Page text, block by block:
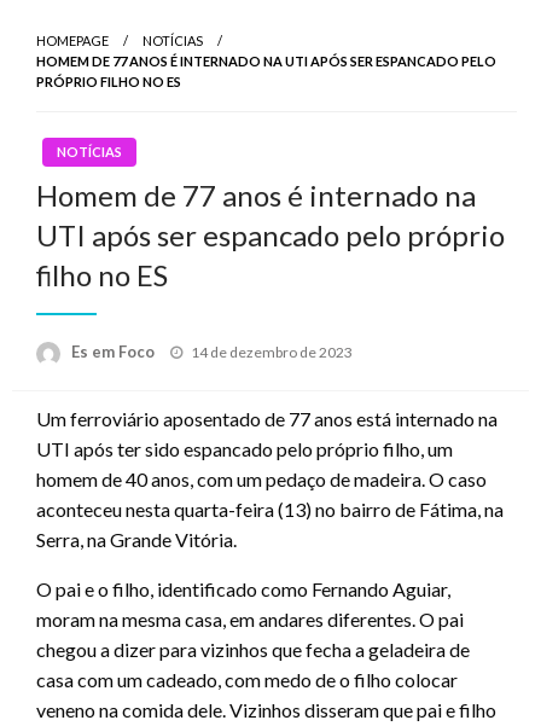
HOMEPAGE
NOTÍCIAS
HOMEM DE 77 ANOS É INTERNADO NA UTI APÓS SER ESPANCADO PELO
PRÓPRIO FILHO NO ES
NOTÍCIAS
Homem de 77 anos é internado na
UTI após ser espancado pelo próprio
filho no ES
Es em Foco
Posted
14 de dezembro de 2023
Um ferroviário aposentado de 77 anos está internado na
UTI após ter sido espancado pelo próprio filho, um
homem de 40 anos, com um pedaço de madeira. O caso
aconteceu nesta quarta-feira (13) no bairro de Fátima, na
Serra, na Grande Vitória.
O pai e o filho, identificado como Fernando Aguiar,
moram na mesma casa, em andares diferentes. O pai
chegou a dizer para vizinhos que fecha a geladeira de
casa com um cadeado, com medo de o filho colocar
veneno na comida dele. Vizinhos disseram que pai e filho